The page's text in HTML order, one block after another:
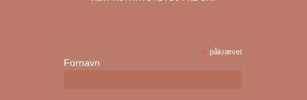
* påkrævet
Fornavn